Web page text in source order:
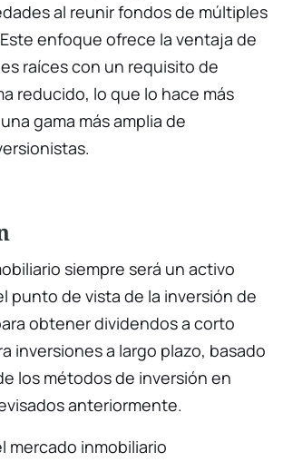
al reunir fondos de múltiples
enfoque ofrece la ventaja de
raíces con un requisito de
reducido, lo que lo hace más
gama más amplia de
siempre será un activo
punto de vista de la inversión de
obtener dividendos a corto
inversiones a largo plazo, basado
los métodos de inversión en
anteriormente.
mercado inmobiliario